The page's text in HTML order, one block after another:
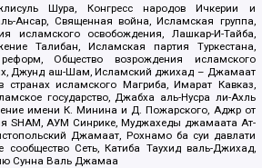
Шура, Конгресс народов Ичкерии и
Ансар, Священная война, Исламская группа,
исламского освобождения, Лашкар-И-Тайба,
Талибан, Исламская партия Туркестана,
Общество возрождения исламского
Джунд аш-Шам, Исламский джихад – Джамаат
исламского Магриба, Имарат Кавказ,
государство, Джабха аль-Нусра ли-Ахль
имени К. Минина и Д. Пожарского, Аджр от
SHAM, АУМ Синрике, Муджахеды джамаата Ат-
Джамаат, Рохнамо ба суи давлати
сообщество Сеть, Катиба Таухид валь-Джихад,
Сунна Валь Джамаа